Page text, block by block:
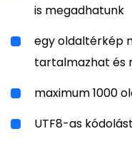
is megadhatunk
egy oldaltérkép
tartalmazhat és
maximum 1000
UTF8-as